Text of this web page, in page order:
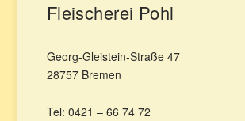
Fleischerei Pohl
Georg-Gleistein-Straße 47
28757 Bremen
Tel: 0421 – 66 74 72